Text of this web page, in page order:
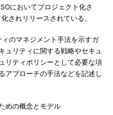
においてプロジェクト化さ
されリリースされている。
のマネジメント手法を示すガ
ュリティに関する戦略やセキュ
リティポリシーとして必要な項
アプローチの手法などを記述し
めの概念とモデル